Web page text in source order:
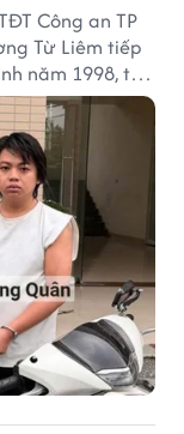
Công an TP
Từ Liêm tiếp
năm 1998, trú
lấy trộm chiếc
nơi đang sinh